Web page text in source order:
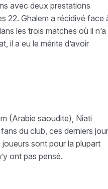
avec deux prestations
22. Ghalem a récidivé face
les trois matches où il n’a
il a eu le mérite d’avoir
(Arabie saoudite), Niati
du club, ces derniers
sont pour la plupart
ont pas pensé.